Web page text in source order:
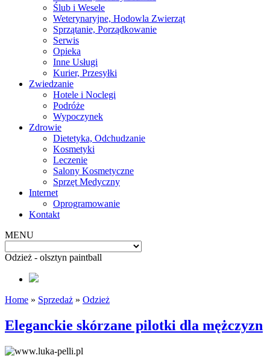
Ślub i Wesele
Weterynaryjne, Hodowla Zwierząt
Sprzątanie, Porządkowanie
Serwis
Opieka
Inne Usługi
Kurier, Przesyłki
Zwiedzanie
Hotele i Noclegi
Podróże
Wypoczynek
Zdrowie
Dietetyka, Odchudzanie
Kosmetyki
Leczenie
Salony Kosmetyczne
Sprzęt Medyczny
Internet
Oprogramowanie
Kontakt
MENU
Odzież - olsztyn paintball
Home » Sprzedaż » Odzież
Eleganckie skórzane pilotki dla mężczyzn